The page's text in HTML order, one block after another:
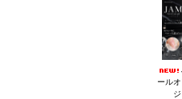
ール